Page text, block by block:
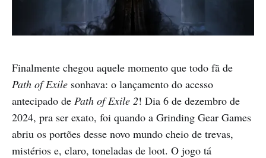
Finalmente chegou aquele momento que todo fã de
Path of Exile sonhava: o lançamento do acesso
antecipado de Path of Exile 2! Dia 6 de dezembro de
2024, pra ser exato, foi quando a Grinding Gear Games
abriu os portões desse novo mundo cheio de trevas,
mistérios e, claro, toneladas de loot. O jogo tá